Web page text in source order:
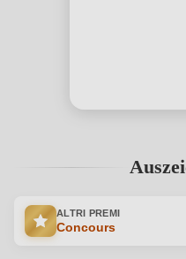
ALTRI PREMI
Concours